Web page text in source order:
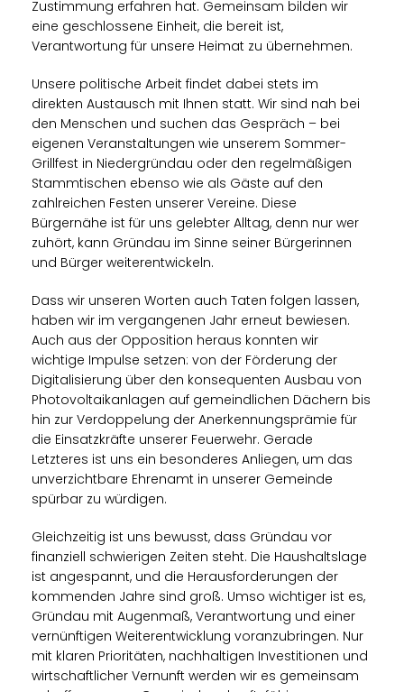
Zustimmung erfahren hat. Gemeinsam bilden wir
eine geschlossene Einheit, die bereit ist,
Verantwortung für unsere Heimat zu übernehmen.
Unsere politische Arbeit findet dabei stets im
direkten Austausch mit Ihnen statt. Wir sind nah bei
den Menschen und suchen das Gespräch – bei
eigenen Veranstaltungen wie unserem Sommer-
Grillfest in Niedergründau oder den regelmäßigen
Stammtischen ebenso wie als Gäste auf den
zahlreichen Festen unserer Vereine. Diese
Bürgernähe ist für uns gelebter Alltag, denn nur wer
zuhört, kann Gründau im Sinne seiner Bürgerinnen
und Bürger weiterentwickeln.
Dass wir unseren Worten auch Taten folgen lassen,
haben wir im vergangenen Jahr erneut bewiesen.
Auch aus der Opposition heraus konnten wir
wichtige Impulse setzen: von der Förderung der
Digitalisierung über den konsequenten Ausbau von
Photovoltaikanlagen auf gemeindlichen Dächern bis
hin zur Verdoppelung der Anerkennungsprämie für
die Einsatzkräfte unserer Feuerwehr. Gerade
Letzteres ist uns ein besonderes Anliegen, um das
unverzichtbare Ehrenamt in unserer Gemeinde
spürbar zu würdigen.
Gleichzeitig ist uns bewusst, dass Gründau vor
finanziell schwierigen Zeiten steht. Die Haushaltslage
ist angespannt, und die Herausforderungen der
kommenden Jahre sind groß. Umso wichtiger ist es,
Gründau mit Augenmaß, Verantwortung und einer
vernünftigen Weiterentwicklung voranzubringen. Nur
mit klaren Prioritäten, nachhaltigen Investitionen und
wirtschaftlicher Vernunft werden wir es gemeinsam